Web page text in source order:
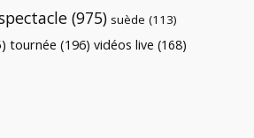
(975) suède (113)
tournée (196) vidéos live (168)